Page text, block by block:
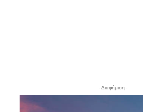
- Διαφήμιση -